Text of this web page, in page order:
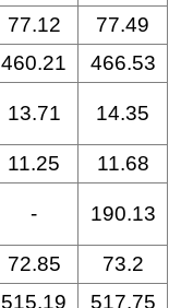
77.12
77.49
460.21
466.53
13.71 14.35
11.25
11.68
- 190.13
72.85
73.2
515.19
517.75